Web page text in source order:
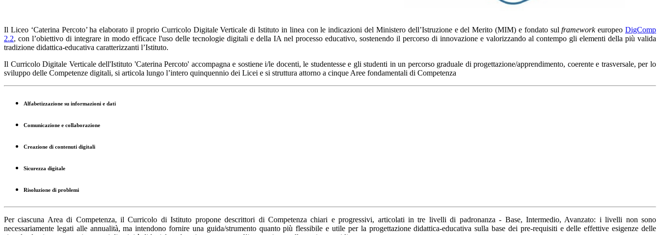
Il Liceo ‘Caterina Percoto’ ha elaborato il proprio Curricolo Digitale Verticale di Istituto in linea con le indicazioni del Ministero dell’Istruzione e del Merito (MIM) e fondato sulframeworkeuropeoDigComp
2.2, con l’obiettivo di integrare in modo efficace l'uso delle tecnologie digitali e della IA nel processo educativo, sostenendo il percorso di innovazione e valorizzando al contempo gli elementi della più valida
tradizione didattica-educativa caratterizzanti l’Istituto.
Il Curricolo Digitale Verticale dell'Istituto 'Caterina Percoto' accompagna e sostiene i/le docenti, le studentesse e gli studenti in un percorso graduale di progettazione/apprendimento, coerente e trasversale, per lo
sviluppo delle Competenze digitali, si articola lungo l’intero quinquennio dei Licei e si struttura attorno a cinque Aree fondamentali di Competenza
Alfabetizzazione su informazioni e dati
Comunicazione e collaborazione
Creazione di contenuti digitali
Sicurezza digitale
Risoluzione di problemi
Per ciascuna Area di Competenza, il Curricolo di Istituto proponedescrittori di Competenza chiari e progressivi, articolati intre livelli di padronanza - Base, Intermedio, Avanzato: i livelli non sono
necessariamente legati alle annualità, ma intendono fornire una guida/strumento quanto più flessibile e utile per la progettazione didattica-educativa sulla base dei pre-requisiti e delle effettive esigenze delle